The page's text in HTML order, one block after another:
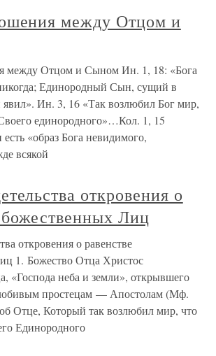
между Отцом и
между Отцом и Сыном Ин. 1, 18: «Бога
Единородный Сын, сущий в
Ин. 3, 16 «Так возлюбил Бог мир,
единородного»…Кол. 1, 15
«образ Бога невидимого,
всякой
откровения о
божественных Лиц
откровения о равенстве
1. Божество Отца Христос
«Господа неба и земли», открывшего
простецам — Апостолам (Мф.
Отце, Который так возлюбил мир, что
Единородного